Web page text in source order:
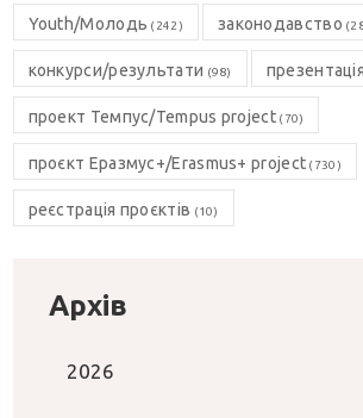
Youth/Молодь (242) законодавство
конкурси/результати (98) презентація
проект Темпус/Tempus project(70)
проєкт Еразмус+/Erasmus+ project (730)
реєстрація проєктів (10)
Архів
2026